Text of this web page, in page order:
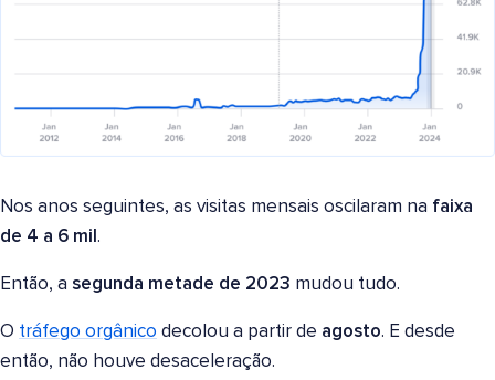
Nos anos seguintes, as visitas mensais oscilaram na faixa
de 4 a 6 mil .
Então, a segunda metade de 2023 mudou tudo.
O tráfego orgânico decolou a partir de agosto. E desde
então, não houve desaceleração.